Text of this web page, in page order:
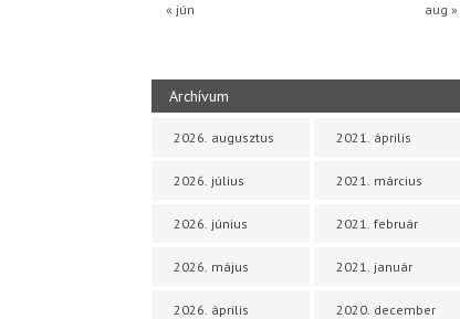
« jún aug »
Archívum
2026. augusztus
2026. július
2026. június
2026. május
2026. április
2021. április
2021. március
2021. február
2021. január
2020. december